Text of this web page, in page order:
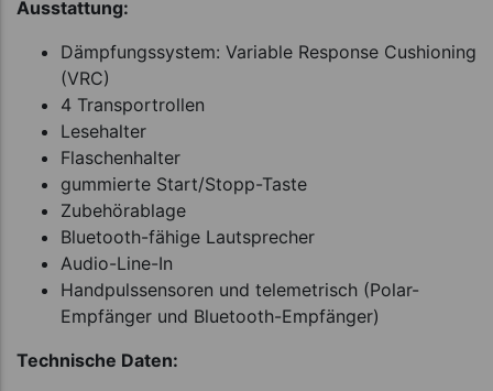
Ausstattung:
Dämpfungssystem: Variable Response Cushioning
(VRC)
4 Transportrollen
Lesehalter
Flaschenhalter
gummierte Start/Stopp-Taste
Zubehörablage
Bluetooth-fähige Lautsprecher
Audio-Line-In
Handpulssensoren und telemetrisch (Polar-
Empfänger und Bluetooth-Empfänger)
Technische Daten: